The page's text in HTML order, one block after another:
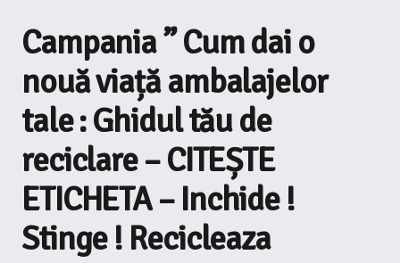
Campania ” Cum dai o
nouă viață ambalajelor
tale : Ghidul tău de
reciclare – CITEȘTE
ETICHETA – Inchide !
Stinge ! Recicleaza